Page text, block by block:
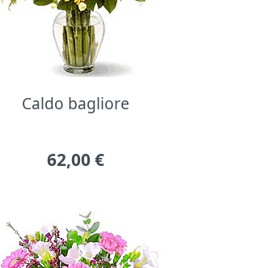
Caldo bagliore
62,00 €